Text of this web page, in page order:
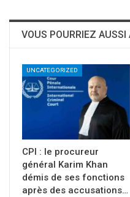
VOUS POURRIEZ AUSSI
UNCATEGORIZED
CPI : le procureur
général Karim Khan
démis de ses fonctions
après des accusations…